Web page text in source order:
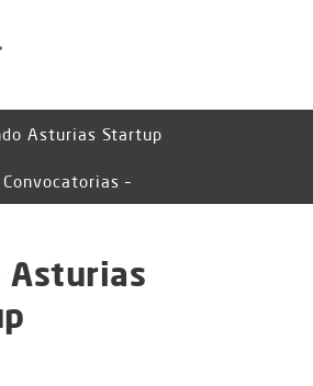
Asturias Startup
Convocatorias –
Asturias